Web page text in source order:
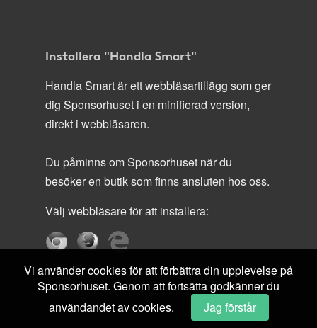
Installera "Handla Smart"
Handla Smart är ett webbläsartillägg som ger
dig Sponsorhuset i en minifierad version,
direkt i webbläsaren.
Du påminns om Sponsorhuset när du
besöker en butik som finns ansluten hos oss.
Välj webbläsare för att installera:
Vi använder cookies för att förbättra din upplevelse på
Sponsorhuset. Genom att fortsätta godkänner du
användandet av cookies.
Jag förstår